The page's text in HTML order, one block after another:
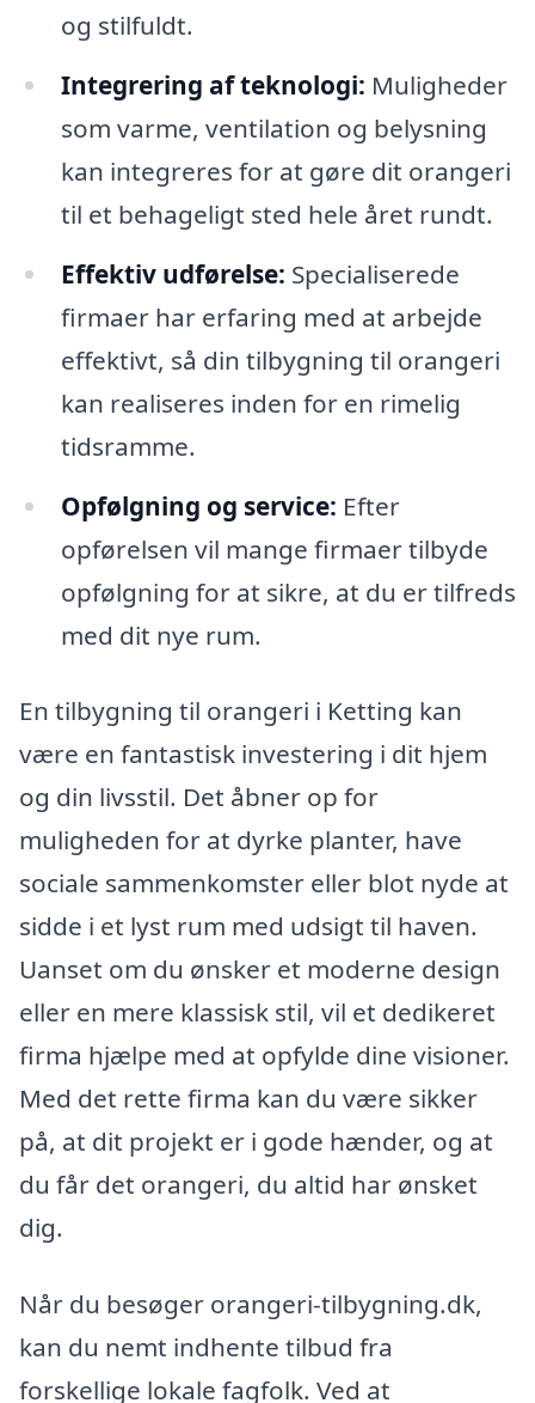
og stilfuldt.
Integrering af teknologi: Muligheder
som varme, ventilation og belysning
kan integreres for at gøre dit orangeri
til et behageligt sted hele året rundt.
Effektiv udførelse: Specialiserede
firmaer har erfaring med at arbejde
effektivt, så din tilbygning til orangeri
kan realiseres inden for en rimelig
tidsramme.
Opfølgning og service: Efter
opførelsen vil mange firmaer tilbyde
opfølgning for at sikre, at du er tilfreds
med dit nye rum.
En tilbygning til orangeri i Ketting kan
være en fantastisk investering i dit hjem
og din livsstil. Det åbner op for
muligheden for at dyrke planter, have
sociale sammenkomster eller blot nyde at
sidde i et lyst rum med udsigt til haven.
Uanset om du ønsker et moderne design
eller en mere klassisk stil, vil et dedikeret
firma hjælpe med at opfylde dine visioner.
Med det rette firma kan du være sikker
på, at dit projekt er i gode hænder, og at
du får det orangeri, du altid har ønsket
dig.
Når du besøger orangeri-tilbygning.dk,
kan du nemt indhente tilbud fra
forskellige lokale fagfolk. Ved at